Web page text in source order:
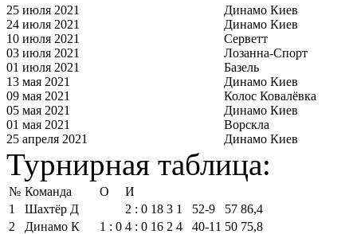
25 июля 2021
Динамо Киев
24 июля 2021
Динамо Киев
10 июля 2021
Серветт
03 июля 2021
Лозанна-Спорт
01 июля 2021
Базель
13 мая 2021
Динамо Киев
09 мая 2021
Колос Ковалёвка
05 мая 2021
Динамо Киев
01 мая 2021
Ворскла
25 апреля 2021
Динамо Киев
Турнирная таблица:
№ Команда О
И
1
Шахтёр Д 2 : 0 18 3 1 52‑9 57 86,4
2
Динамо К 1 : 0 4 : 0 16 2 4 40‑11 50 75,8